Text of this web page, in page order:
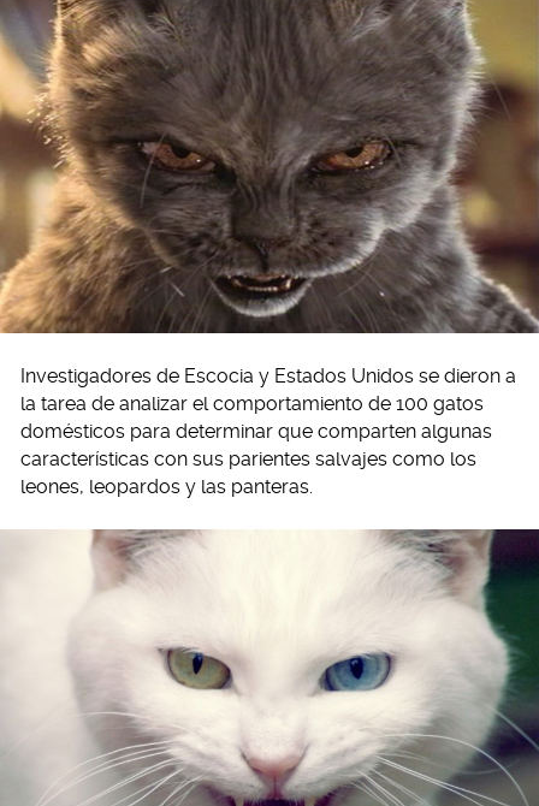
Investigadores de Escocia y Estados Unidos se dieron a
la tarea de analizar el comportamiento de 100 gatos
domésticos para determinar que comparten algunas
características con sus parientes salvajes como los
leones, leopardos y las panteras.